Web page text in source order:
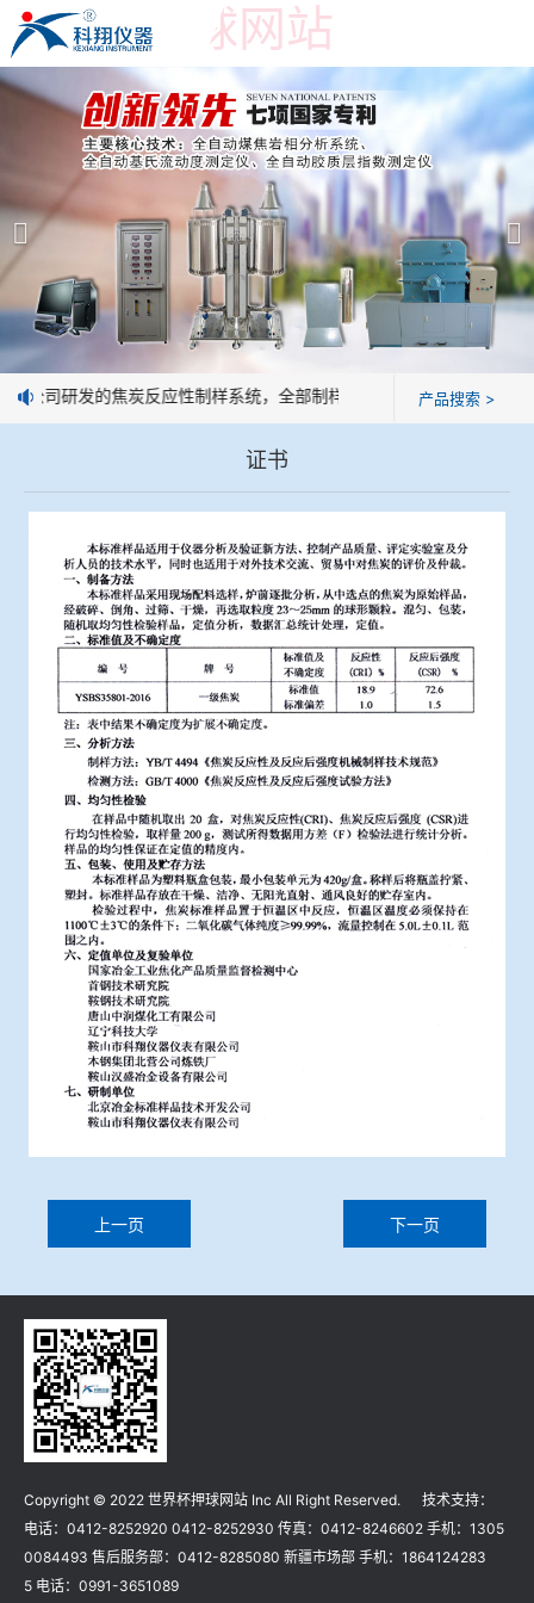
世界杯押球网站
世界杯押球网站
产品展示 ＞
焦炭高温性能检测系统
焦化行业检测及优化配煤设备
球团矿/烧结矿/块矿高温冶金性能检测系统
烧结/球团优化配矿研究设备
高炉配吹煤检测设备
冶金渣、保护渣等高温物性检测设备
冶金石灰活性度测定仪
矿石、焦炭物理检测及制样设备
工业分析、测硫仪等
公司简介
世界杯押球网站
企业业绩
技术交流
标准下载
企业荣誉
世界杯押球网站
我公司研发的焦炭反应性制样系统，全部制样过程机械化操作，没有
产品搜索 >
证书
上一页 下一页
Copyright © 2022 世界杯押球网站 Inc All Right Reserved. 技术支持：
电话：0412-8252920 0412-8252930 传真：0412-8246602 手机：1305
0084493 售后服务部：0412-8285080 新疆市场部 手机：1864124283
5 电话：0991-3651089